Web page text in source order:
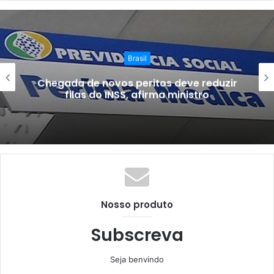
Brasil
Chegada de novos peritos deve reduzir
filas do INSS, afirma ministro
Nosso produto
Subscreva
Seja benvindo